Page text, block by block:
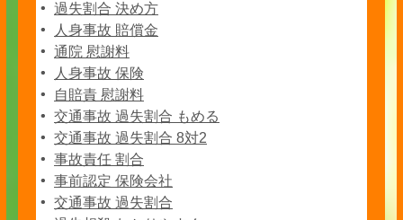
過失割合 決め方
人身事故 賠償金
通院 慰謝料
人身事故 保険
自賠責 慰謝料
交通事故 過失割合 もめる
交通事故 過失割合 8対2
事故責任 割合
事前認定 保険会社
交通事故 過失割合